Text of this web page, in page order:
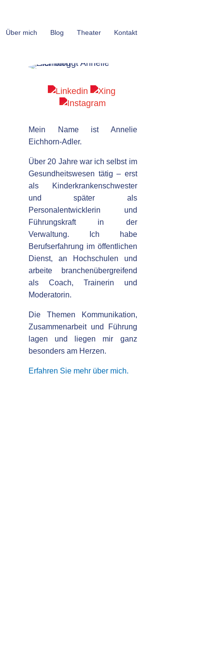
Über mich Blog Theater Kontakt
Mein Name ist Annelie
Eichhorn-Adler.
Über 20 Jahre war ich selbst im
Gesundheitswesen tätig – erst
als Kinderkrankenschwester
und später als
Personalentwicklerin und
Führungskraft in der
Verwaltung. Ich habe
Berufserfahrung im öffentlichen
Dienst, an Hochschulen und
arbeite branchenübergreifend
als Coach, Trainerin und
Moderatorin.
Die Themen Kommunikation,
Zusammenarbeit und Führung
lagen und liegen mir ganz
besonders am Herzen.
Erfahren Sie mehr über mich.